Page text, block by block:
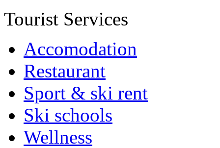
Tourist Services
Accomodation
Restaurant
Sport & ski rent
Ski schools
Wellness